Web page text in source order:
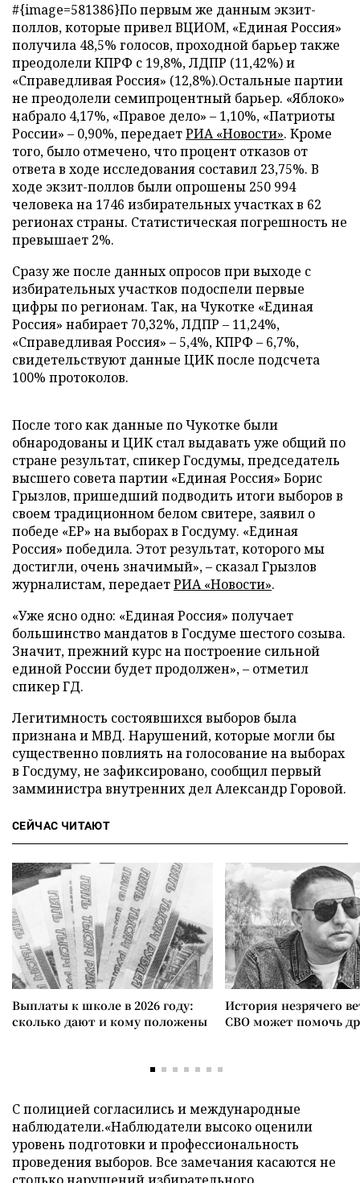
#{image=581386}По первым же данным экзит-
поллов, которые привел ВЦИОМ, «Единая Россия»
получила 48,5% голосов, проходной барьер также
преодолели КПРФ с 19,8%, ЛДПР (11,42%) и
«Справедливая Россия» (12,8%).Остальные партии
не преодолели семипроцентный барьер. «Яблоко»
набрало 4,17%, «Правое дело» – 1,10%, «Патриоты
России» – 0,90%, передаетРИА «Новости». Кроме
того, было отмечено, что процент отказов от
ответа в ходе исследования составил 23,75%. В
ходе экзит-поллов были опрошены 250 994
человека на 1746 избирательных участках в 62
регионах страны. Статистическая погрешность не
превышает 2%.
Сразу же после данных опросов при выходе с
избирательных участков подоспели первые
цифры по регионам. Так, на Чукотке «Единая
Россия» набирает 70,32%, ЛДПР – 11,24%,
«Справедливая Россия» – 5,4%, КПРФ – 6,7%,
свидетельствуют данные ЦИК после подсчета
100% протоколов.
После того как данные по Чукотке были
обнародованы и ЦИК стал выдавать уже общий по
стране результат, спикер Госдумы, председатель
высшего совета партии «Единая Россия» Борис
Грызлов, пришедший подводить итоги выборов в
своем традиционном белом свитере, заявил о
победе «ЕР» на выборах в Госдуму. «Единая
Россия» победила. Этот результат, которого мы
достигли, очень значимый», – сказал Грызлов
журналистам, передаетРИА «Новости».
«Уже ясно одно: «Единая Россия» получает
большинство мандатов в Госдуме шестого созыва.
Значит, прежний курс на построение сильной
единой России будет продолжен», – отметил
спикер ГД.
Легитимность состоявшихся выборов была
признана и МВД. Нарушений, которые могли бы
существенно повлиять на голосование на выборах
в Госдуму, не зафиксировано, сообщил первый
замминистра внутренних дел Александр Горовой.
СЕЙЧАС ЧИТАЮТ
Выплаты к школе в 2026 году:
сколько дают и кому положены
История незрячего
СВО может помочь
C полицией согласились и международные
наблюдатели.«Наблюдатели высоко оценили
уровень подготовки и профессиональность
проведения выборов. Все замечания касаются не